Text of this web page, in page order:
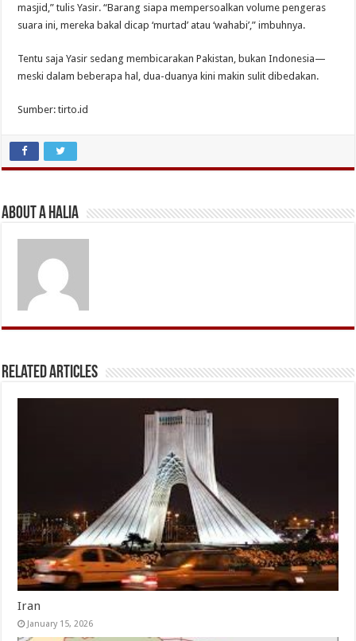
masjid,” tulis Yasir. “Barang siapa mempersoalkan volume pengeras
suara ini, mereka bakal dicap ‘murtad’ atau ‘wahabi’,” imbuhnya.
Tentu saja Yasir sedang membicarakan Pakistan, bukan Indonesia—
meski dalam beberapa hal, dua-duanya kini makin sulit dibedakan.
Sumber: tirto.id
About A Halia
Related Articles
Iran
January 15, 2026